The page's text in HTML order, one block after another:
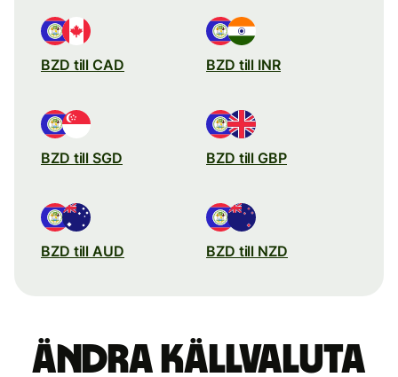
BZD till CAD BZD till INR
BZD till SGD BZD till GBP
BZD till AUD BZD till NZD
Ändra källvaluta